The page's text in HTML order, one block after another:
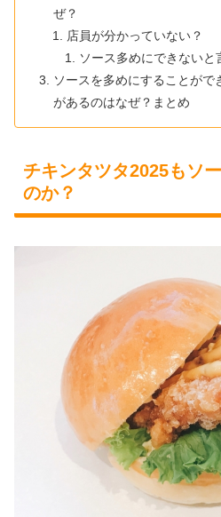
ぜ？
店員が分かっていない？
ソース多めにできないと
ソースを多めにすることがで
があるのはなぜ？まとめ
チキンタツタ2025もソ
のか？